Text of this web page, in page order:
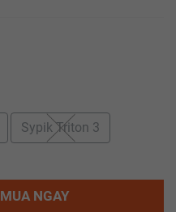
Sypik Triton 3
MUA NGAY